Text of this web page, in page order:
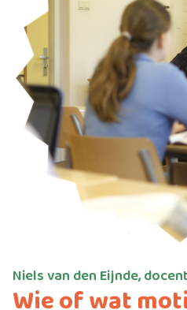
Niels van den Eijnde,
Wie of wat